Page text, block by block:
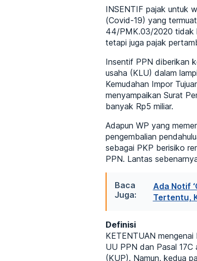
INSENTIF pajak untuk
(Covid-19) yang
44/PMK.03/2020 tidak
tetapi juga pajak
Insentif PPN diberikan
usaha (KLU) dalam
Kemudahan Impor
menyampaikan Surat
banyak Rp5 miliar.
Adapun WP yang
pengembalian
sebagai PKP berisiko
PPN. Lantas
Baca
Juga:
Ada Notif
Tertentu,
Definisi
KETENTUAN
UU PPN dan Pasal
(KUP). Namun, kedua